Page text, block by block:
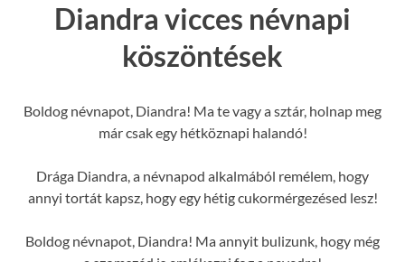
Diandra vicces névnapi
köszöntések
Boldog névnapot, Diandra! Ma te vagy a sztár, holnap meg
már csak egy hétköznapi halandó!
Drága Diandra, a névnapod alkalmából remélem, hogy
annyi tortát kapsz, hogy egy hétig cukormérgezésed lesz!
Boldog névnapot, Diandra! Ma annyit bulizunk, hogy még